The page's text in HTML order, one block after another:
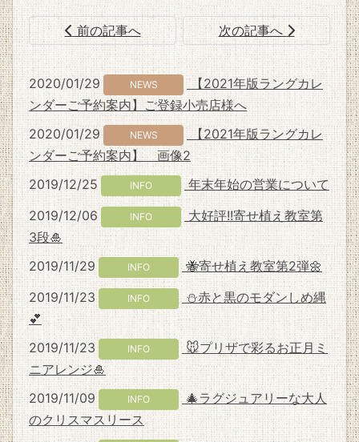
前の記事へ 次の記事へ
2020/01/29 NEWS
【2021年版ラングカレ
ンダーご予約案内】ご登録小売店様へ
2020/01/29
NEWS
【2021年版ラングカレ
ンダーご予約案内】 画像2
2019/12/25
INFO
年末年始の営業について
2019/12/06
INFO
大好評!!寄せ植え教室第
3段🎍
2019/11/29
INFO
🐝寄せ植え教室第2弾🌼
2019/11/23
INFO
⛄赤と黒のモダンしめ縄
💕
2019/11/23
INFO
🐭プリザで彩るお正月ミ
ニアレンジ🎍
2019/11/09
INFO
🎄ラグジュアリーな大人
のクリスマスリース